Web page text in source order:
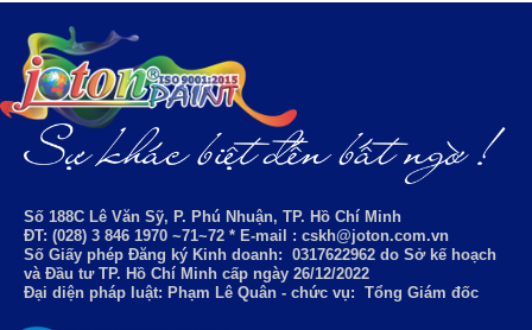
Số 188C Lê Văn Sỹ, P. Phú Nhuận, TP. Hồ Chí Minh
ĐT: (028) 3 846 1970 ~71~72 * E-mail : cskh@joton.com.vn
Số Giấy phép Đăng ký Kinh doanh: 0317622962 do Sở kế hoạch
và Đầu tư TP. Hồ Chí Minh cấp ngày 26/12/2022
Đại diện pháp luật: Phạm Lê Quân - chức vụ: Tổng Giám đốc